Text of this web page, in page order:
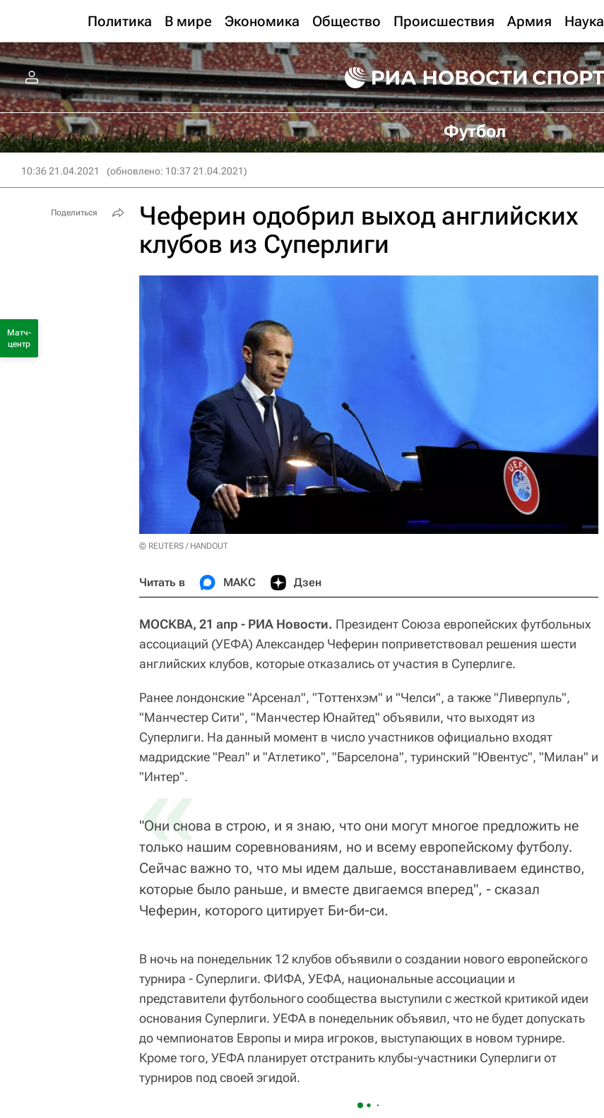
Политика В мире Экономика Общество Происшествия Армия Наука
Футбол
10:36 21.04.2021 (обновлено: 10:37 21.04.2021)
Чеферин одобрил выход английских
клубов из Суперлиги
© REUTERS / HANDOUT
Читать в МАКС Дзен
МОСКВА, 21 апр - РИА Новости. Президент Союза европейских футбольных
ассоциаций (УЕФА) Александер Чеферин поприветствовал решения шести
английских клубов, которые отказались от участия в Суперлиге.
Ранее лондонские "Арсенал", "Тоттенхэм" и "Челси", а также "Ливерпуль",
"Манчестер Сити", "Манчестер Юнайтед" объявили, что выходят из
Суперлиги. На данный момент в число участников официально входят
мадридские "Реал" и "Атлетико", "Барселона", туринский "Ювентус", "Милан" и
"Интер".
«
"Они снова в строю, и я знаю, что они могут многое предложить не
только нашим соревнованиям, но и всему европейскому футболу.
Сейчас важно то, что мы идем дальше, восстанавливаем единство,
которые было раньше, и вместе двигаемся вперед", - сказал
Чеферин, которого цитирует Би-би-си.
В ночь на понедельник 12 клубов объявили о создании нового европейского
турнира - Суперлиги. ФИФА, УЕФА, национальные ассоциации и
представители футбольного сообщества выступили с жесткой критикой идеи
основания Суперлиги. УЕФА в понедельник объявил, что не будет допускать
до чемпионатов Европы и мира игроков, выступающих в новом турнире.
Кроме того, УЕФА планирует отстранить клубы-участники Суперлиги от
турниров под своей эгидой.
Поделиться
Матч-
центр